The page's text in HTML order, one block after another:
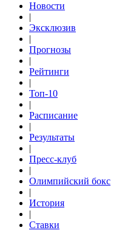
Новости
|
Эксклюзив
|
Прогнозы
|
Рейтинги
|
Топ-10
|
Расписание
|
Результаты
|
Пресс-клуб
|
Олимпийский бокс
|
История
|
Ставки